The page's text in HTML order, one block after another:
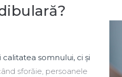
somnului, ci şi
sforăie, persoanele